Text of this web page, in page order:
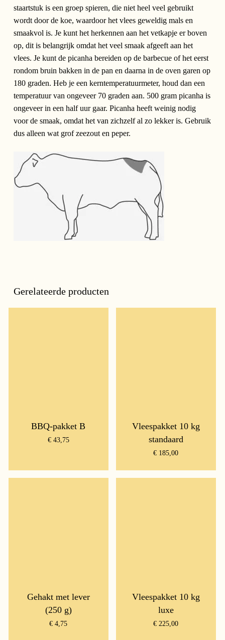
staartstuk is een groep spieren, die niet heel veel gebruikt
wordt door de koe, waardoor het vlees geweldig mals en
smaakvol is. Je kunt het herkennen aan het vetkapje er boven
op, dit is belangrijk omdat het veel smaak afgeeft aan het
vlees. Je kunt de picanha bereiden op de barbecue of het eerst
rondom bruin bakken in de pan en daarna in de oven garen op
180 graden. Heb je een kerntemperatuurmeter, houd dan een
temperatuur van ongeveer 70 graden aan. 500 gram picanha is
ongeveer in een half uur gaar. Picanha heeft weinig nodig
voor de smaak, omdat het van zichzelf al zo lekker is. Gebruik
dus alleen wat grof zeezout en peper.
Gerelateerde producten
BBQ-pakket B
€43,75
Vleespakket 10 kg
standaard
€ 185,00
Gehakt met lever
(250 g)
€ 4,75
Vleespakket 10 kg
luxe
€ 225,00